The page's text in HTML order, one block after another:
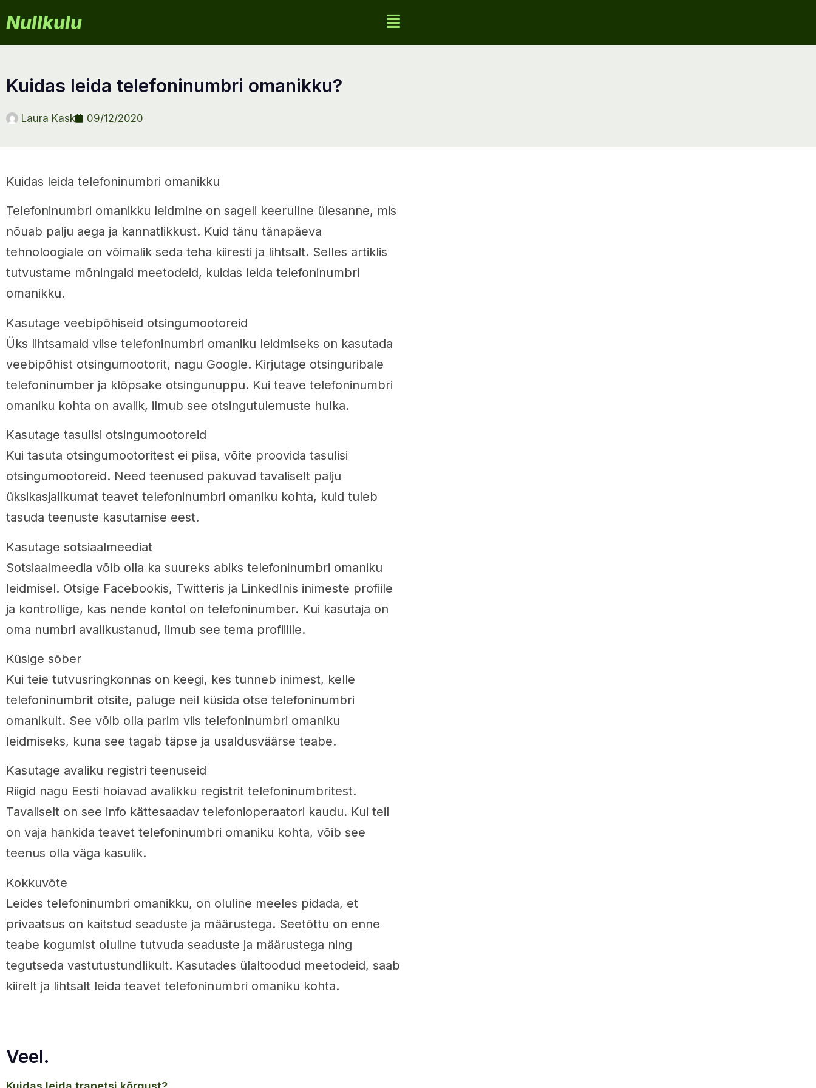
Nullkulu
kuidas leida telefoninumbri omanikku?
Laura Kask 09/12/2020
Kuidas leida telefoninumbri omanikku
Telefoninumbri omanikku leidmine on sageli keeruline ülesanne, mis
nõuab palju aega ja kannatlikkust. Kuid tänu tänapäeva
tehnoloogiale on võimalik seda teha kiiresti ja lihtsalt. Selles artiklis
tutvustame mõningaid meetodeid, kuidas leida telefoninumbri
omanikku.
Kasutage veebipõhiseid otsingumootoreid
Üks lihtsamaid viise telefoninumbri omaniku leidmiseks on kasutada
veebipõhist otsingumootorit, nagu Google. Kirjutage otsinguribale
telefoninumber ja klõpsake otsingunuppu. Kui teave telefoninumbri
omaniku kohta on avalik, ilmub see otsingutulemuste hulka.
Kasutage tasulisi otsingumootoreid
Kui tasuta otsingumootoritest ei piisa, võite proovida tasulisi
otsingumootoreid. Need teenused pakuvad tavaliselt palju
üksikasjalikumat teavet telefoninumbri omaniku kohta, kuid tuleb
tasuda teenuste kasutamise eest.
Kasutage sotsiaalmeediat
Sotsiaalmeedia võib olla ka suureks abiks telefoninumbri omaniku
leidmisel. Otsige Facebookis, Twitteris ja LinkedInis inimeste profiile
ja kontrollige, kas nende kontol on telefoninumber. Kui kasutaja on
oma numbri avalikustanud, ilmub see tema profiilile.
Küsige sõber
Kui teie tutvusringkonnas on keegi, kes tunneb inimest, kelle
telefoninumbrit otsite, paluge neil küsida otse telefoninumbri
omanikult. See võib olla parim viis telefoninumbri omaniku
leidmiseks, kuna see tagab täpse ja usaldusväärse teabe.
Kasutage avaliku registri teenuseid
Riigid nagu Eesti hoiavad avalikku registrit telefoninumbritest.
Tavaliselt on see info kättesaadav telefonioperaatori kaudu. Kui teil
on vaja hankida teavet telefoninumbri omaniku kohta, võib see
teenus olla väga kasulik.
Kokkuvõte
Leides telefoninumbri omanikku, on oluline meeles pidada, et
privaatsus on kaitstud seaduste ja määrustega. Seetõttu on enne
teabe kogumist oluline tutvuda seaduste ja määrustega ning
tegutseda vastutustundlikult. Kasutades ülaltoodud meetodeid, saab
kiirelt ja lihtsalt leida teavet telefoninumbri omaniku kohta.
Veel.